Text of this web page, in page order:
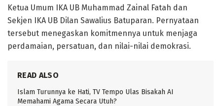
Ketua Umum IKA UB Muhammad Zainal Fatah dan
Sekjen IKA UB Dilan Sawalius Batuparan. Pernyataan
tersebut menegaskan komitmennya untuk menjaga
perdamaian, persatuan, dan nilai-nilai demokrasi.
READ ALSO
Islam Turunnya ke Hati, TV Tempo Ulas Bisakah AI
Memahami Agama Secara Utuh?